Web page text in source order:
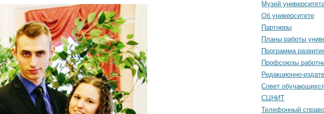
Музей
Об университете
Партнеры
Планы работы
Программа
Профсоюзы
Редакционно-
Cовет
СЦНИТ
Телефонный